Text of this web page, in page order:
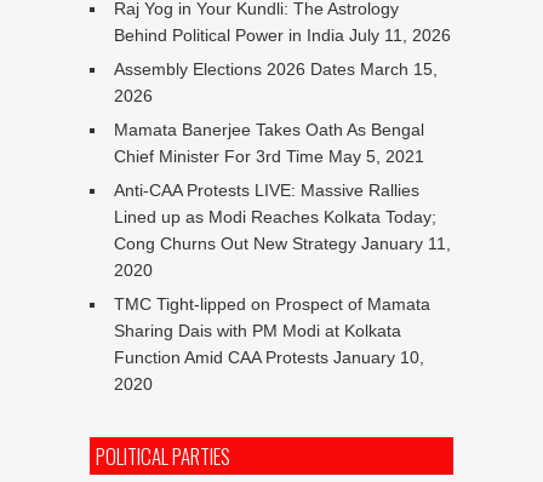
Raj Yog in Your Kundli: The Astrology
Behind Political Power in India July 11, 2026
Assembly Elections 2026 Dates March 15,
2026
Mamata Banerjee Takes Oath As Bengal
Chief Minister For 3rd Time May 5, 2021
Anti-CAA Protests LIVE: Massive Rallies
Lined up as Modi Reaches Kolkata Today;
Cong Churns Out New Strategy January 11,
2020
TMC Tight-lipped on Prospect of Mamata
Sharing Dais with PM Modi at Kolkata
Function Amid CAA Protests January 10,
2020
POLITICAL PARTIES